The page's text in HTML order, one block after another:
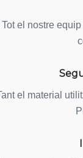
estoy muy
cálido y
muy
cualquiera
calidad en
yendo a
mejor
Tot el nostre
el material